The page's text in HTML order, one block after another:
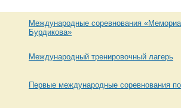
Международные соревнования
Бурдикова»
Международный тренировочный лагерь
Первые международные соревнования